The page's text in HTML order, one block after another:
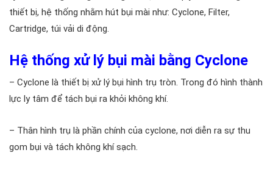
thiết bị, hệ thống nhằm hút bụi mài như: Cyclone, Filter,
Cartridge, túi vải di động.
Hệ thống xử lý bụi mài bằng Cyclone
– Cyclone là thiết bị xử lý bụi hình trụ tròn. Trong đó hình thành
lực ly tâm để tách bụi ra khỏi không khí.
– Thân hình trụ là phần chính của cyclone, nơi diễn ra sự thu
gom bụi và tách không khí sạch.